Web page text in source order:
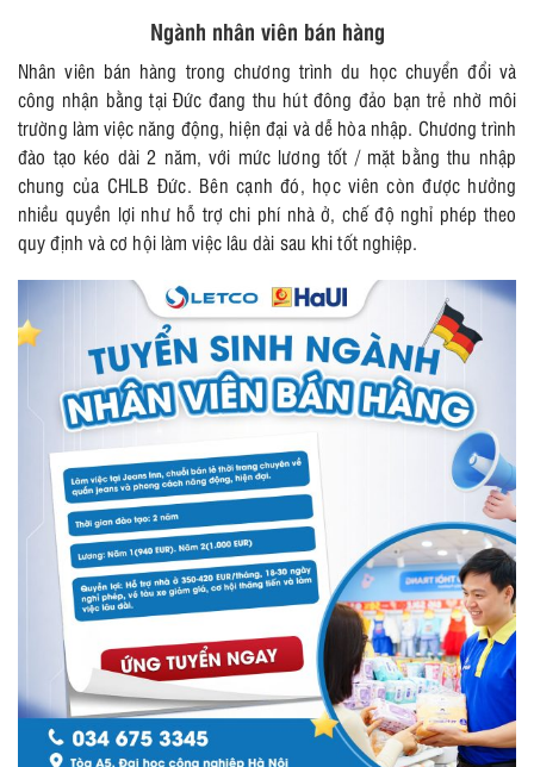
Ngành nhân viên bán hàng
Nhân viên bán hàng trong chương trình du học chuyển đổi và
công nhận bằng tại Đức đang thu hút đông đảo bạn trẻ nhờ môi
trường làm việc năng động, hiện đại và dễ hòa nhập. Chương trình
đào tạo kéo dài 2 năm, với mức lương tốt / mặt bằng thu nhập
chung của CHLB Đức. Bên cạnh đó, học viên còn được hưởng
nhiều quyền lợi như hỗ trợ chi phí nhà ở, chế độ nghỉ phép theo
quy định và cơ hội làm việc lâu dài sau khi tốt nghiệp.